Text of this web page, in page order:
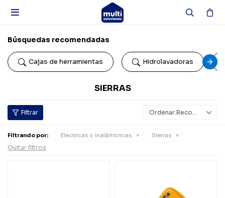

Búsquedas recomendadas
Cajas de herramientas Hidrolavadoras
SIERRAS
Recomendados
Filtrando por: Electricas o Inalámbricas Sierras
Quitar filtros